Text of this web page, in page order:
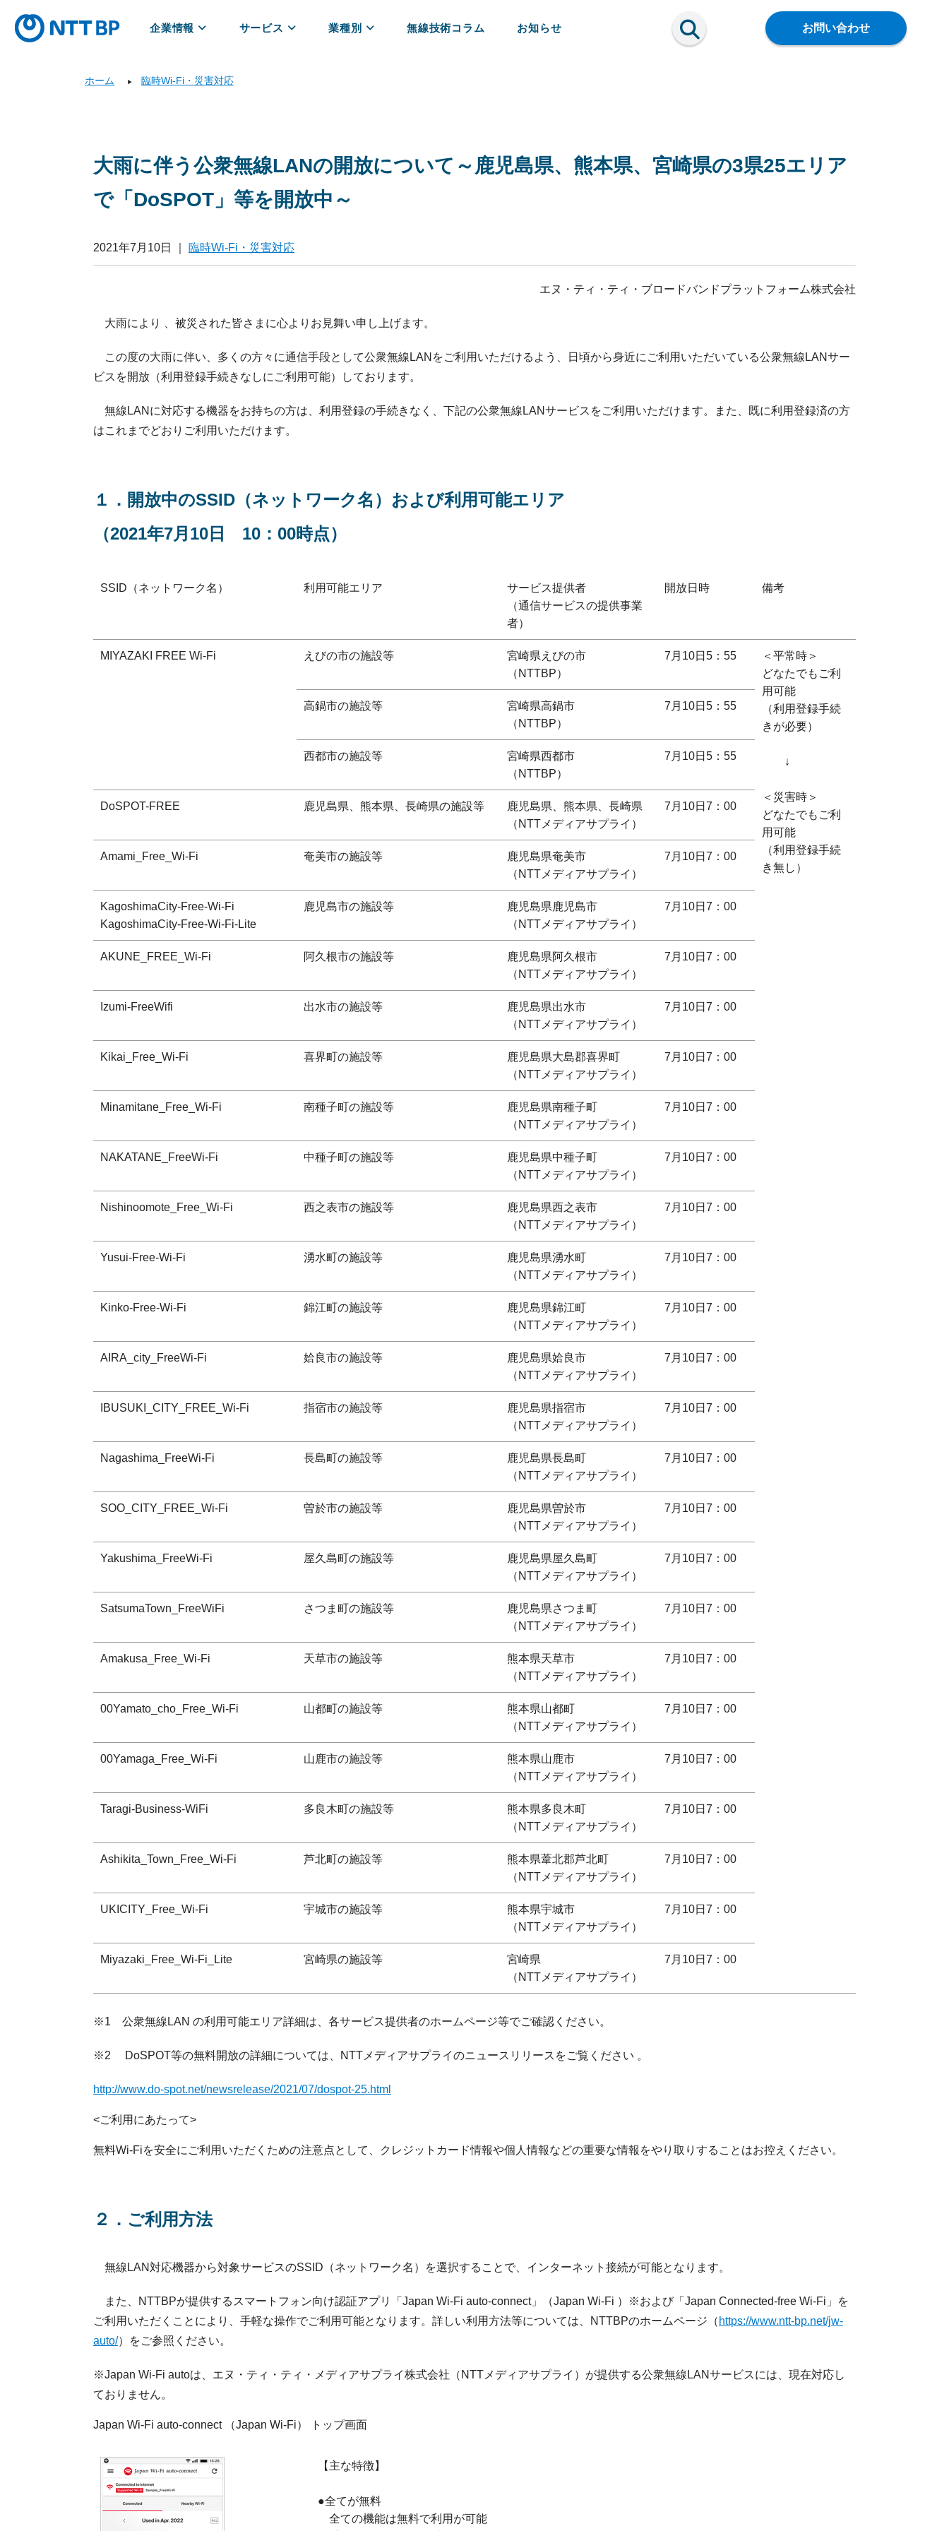
企業情報 サービス 業種別 無線技術コラム お知らせ お問い合わせ
ホーム ▶ 臨時Wi-Fi・災害対応
大雨に伴う公衆無線LANの開放について～鹿児島県、熊本県、宮崎県の3県25エリア
で「DoSPOT」等を開放中～
2021年7月10日 臨時Wi-Fi・災害対応
エヌ・ティ・ティ・ブロードバンドプラットフォーム株式会社
大雨により 、被災された皆さまに心よりお見舞い申し上げます。
この度の大雨に伴い、多くの方々に通信手段として公衆無線LANをご利用いただけるよう、日頃から身近にご利用いただいている公衆無線LANサー
ビスを開放（利用登録手続きなしにご利用可能）しております。
無線LANに対応する機器をお持ちの方は、利用登録の手続きなく、下記の公衆無線LANサービスをご利用いただけます。また、既に利用登録済の方
はこれまでどおりご利用いただけます。
１．開放中のSSID（ネットワーク名）および利用可能エリア
（2021年7月10日 10：00時点）
SSID（ネットワーク名） 利用可能エリア
サービス提供者
（通信サービスの提供事業
者）
開放日時 備考
MIYAZAKI FREE Wi-Fi えびの市の施設等
宮崎県えびの市
（NTTBP）
7月10日5：55
＜平常時＞
どなたでもご利
用可能
（利用登録手続
きが必要）
↓
＜災害時＞
どなたでもご利
用可能
（利用登録手続
き無し）
高鍋市の施設等
宮崎県高鍋市
（NTTBP）
7月10日5：55
西都市の施設等
宮崎県西都市
（NTTBP）
7月10日5：55
DoSPOT-FREE 鹿児島県、熊本県、長崎県の施設等
鹿児島県、熊本県、長崎県
（NTTメディアサプライ）
7月10日7：00
Amami_Free_Wi-Fi 奄美市の施設等
鹿児島県奄美市
（NTTメディアサプライ）
7月10日7：00
KagoshimaCity-Free-Wi-Fi
KagoshimaCity-Free-Wi-Fi-Lite
鹿児島市の施設等
鹿児島県鹿児島市
（NTTメディアサプライ）
7月10日7：00
AKUNE_FREE_Wi-Fi 阿久根市の施設等
鹿児島県阿久根市
（NTTメディアサプライ）
7月10日7：00
Izumi-FreeWifi 出水市の施設等
鹿児島県出水市
（NTTメディアサプライ）
7月10日7：00
Kikai_Free_Wi-Fi 喜界町の施設等
鹿児島県大島郡喜界町
（NTTメディアサプライ）
7月10日7：00
Minamitane_Free_Wi-Fi 南種子町の施設等
鹿児島県南種子町
（NTTメディアサプライ）
7月10日7：00
NAKATANE_FreeWi-Fi 中種子町の施設等
鹿児島県中種子町
（NTTメディアサプライ）
7月10日7：00
Nishinoomote_Free_Wi-Fi 西之表市の施設等
鹿児島県西之表市
（NTTメディアサプライ）
7月10日7：00
Yusui-Free-Wi-Fi 湧水町の施設等
鹿児島県湧水町
（NTTメディアサプライ）
7月10日7：00
Kinko-Free-Wi-Fi 錦江町の施設等
鹿児島県錦江町
（NTTメディアサプライ）
7月10日7：00
AIRA_city_FreeWi-Fi 姶良市の施設等
鹿児島県姶良市
（NTTメディアサプライ）
7月10日7：00
IBUSUKI_CITY_FREE_Wi-Fi 指宿市の施設等
鹿児島県指宿市
（NTTメディアサプライ）
7月10日7：00
Nagashima_FreeWi-Fi 長島町の施設等
鹿児島県長島町
（NTTメディアサプライ）
7月10日7：00
SOO_CITY_FREE_Wi-Fi 曽於市の施設等
鹿児島県曽於市
（NTTメディアサプライ）
7月10日7：00
Yakushima_FreeWi-Fi 屋久島町の施設等
鹿児島県屋久島町
（NTTメディアサプライ）
7月10日7：00
SatsumaTown_FreeWiFi さつま町の施設等
鹿児島県さつま町
（NTTメディアサプライ）
7月10日7：00
Amakusa_Free_Wi-Fi 天草市の施設等
熊本県天草市
（NTTメディアサプライ）
7月10日7：00
00Yamato_cho_Free_Wi-Fi 山都町の施設等
熊本県山都町
（NTTメディアサプライ）
7月10日7：00
00Yamaga_Free_Wi-Fi 山鹿市の施設等
熊本県山鹿市
（NTTメディアサプライ）
7月10日7：00
Taragi-Business-WiFi 多良木町の施設等
熊本県多良木町
（NTTメディアサプライ）
7月10日7：00
Ashikita_Town_Free_Wi-Fi 芦北町の施設等
熊本県葦北郡芦北町
（NTTメディアサプライ）
7月10日7：00
UKICITY_Free_Wi-Fi 宇城市の施設等
熊本県宇城市
（NTTメディアサプライ）
7月10日7：00
Miyazaki_Free_Wi-Fi_Lite 宮崎県の施設等
宮崎県
（NTTメディアサプライ）
7月10日7：00
※1 公衆無線LAN の利用可能エリア詳細は、各サービス提供者のホームページ等でご確認ください。
※2 DoSPOT等の無料開放の詳細については、NTTメディアサプライのニュースリリースをご覧ください 。
http://www.do-spot.net/newsrelease/2021/07/dospot-25.html
<ご利用にあたって>
無料Wi-Fiを安全にご利用いただくための注意点として、クレジットカード情報や個人情報などの重要な情報をやり取りすることはお控えください。
２．ご利用方法
無線LAN対応機器から対象サービスのSSID（ネットワーク名）を選択することで、インターネット接続が可能となります。
また、NTTBPが提供するスマートフォン向け認証アプリ「Japan Wi-Fi auto-connect」（Japan Wi-Fi ）※および「Japan Connected-free Wi-Fi」を
ご利用いただくことにより、手軽な操作でご利用可能となります。詳しい利用方法等については、NTTBPのホームページ（ https://www.ntt-bp.net/jw-
auto/）をご参照ください。
※Japan Wi-Fi autoは、エヌ・ティ・ティ・メディアサプライ株式会社（NTTメディアサプライ）が提供する公衆無線LANサービスには、現在対応し
ておりません。
Japan Wi-Fi auto-connect （Japan Wi-Fi） トップ画面
【主な特徴】
●全てが無料
全ての機能は無料で利用が可能